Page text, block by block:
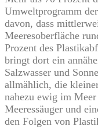
Umweltprogramm
davon, dass
Meeresoberfläche
Prozent des
bringt dort ein
Salzwasser und
allmählich, die
nahezu ewig im
Meeressäuger und
den Folgen von